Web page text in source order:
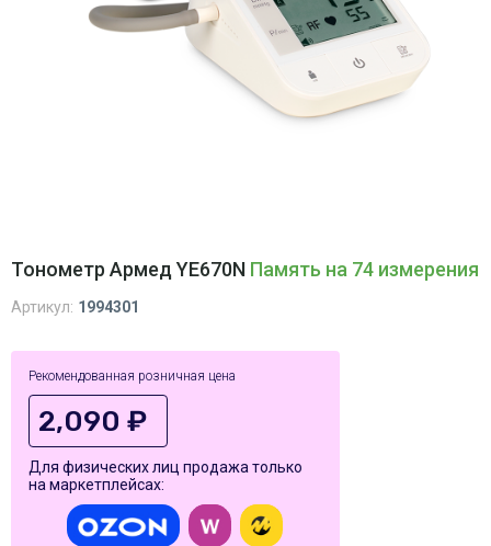
Тонометр Армед YE670N Память на 74 измерения
Артикул: 1994301
Рекомендованная розничная цена
2,090 ₽
Для физических лиц продажа только
на маркетплейсах: